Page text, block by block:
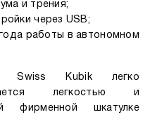
и трения;
через USB;
работы в автономном
Swiss Kubik легко
легкостью и
фирменной шкатулке